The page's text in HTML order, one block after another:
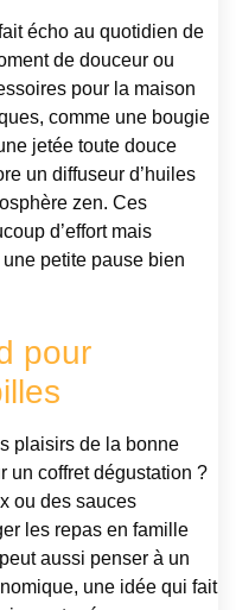
écho au quotidien de
de douceur ou
pour la maison
comme une bougie
jetée toute douce
un diffuseur d’huiles
zen. Ces
d’effort mais
petite pause bien
pour
plaisirs de la bonne
un coffret dégustation ?
ou des sauces
les repas en famille
aussi penser à un
une idée qui fait